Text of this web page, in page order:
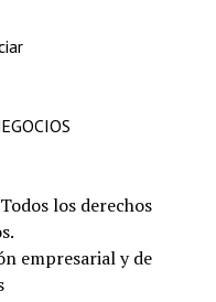
Todos los derechos
empresarial y de